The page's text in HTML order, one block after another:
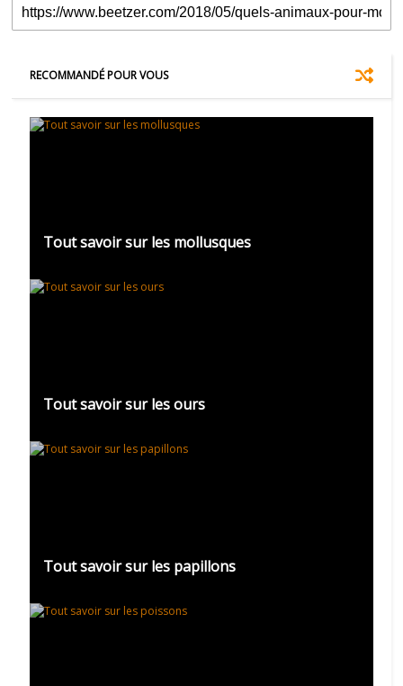
RECOMMANDÉ POUR VOUS
Tout savoir sur les mollusques
Tout savoir sur les ours
Tout savoir sur les papillons